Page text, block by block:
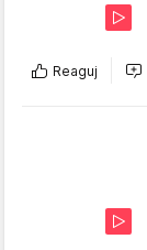
Reaguj